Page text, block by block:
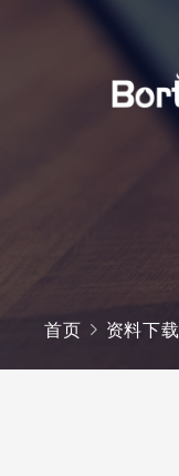
首页 资料下载